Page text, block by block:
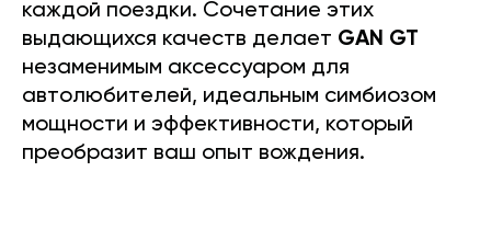
каждой поездки. Сочетание этих
выдающихся качеств делает GAN GT
незаменимым аксессуаром для
автолюбителей, идеальным симбиозом
мощности и эффективности, который
преобразит ваш опыт вождения.